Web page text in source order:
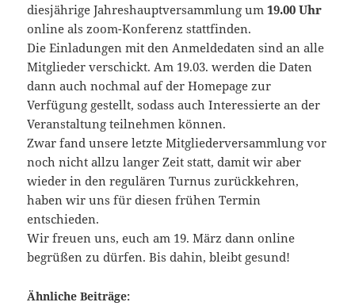
diesjährige Jahreshauptversammlung um19.00 Uhr
online als zoom-Konferenz stattfinden.
Die Einladungen mit den Anmeldedaten sind an alle
Mitglieder verschickt. Am 19.03. werden die Daten
dann auch nochmal auf der Homepage zur
Verfügung gestellt, sodass auch Interessierte an der
Veranstaltung teilnehmen können.
Zwar fand unsere letzte Mitgliederversammlung vor
noch nicht allzu langer Zeit statt, damit wir aber
wieder in den regulären Turnus zurückkehren,
haben wir uns für diesen frühen Termin
entschieden.
Wir freuen uns, euch am 19. März dann online
begrüßen zu dürfen. Bis dahin, bleibt gesund!
Ähnliche Beiträge: